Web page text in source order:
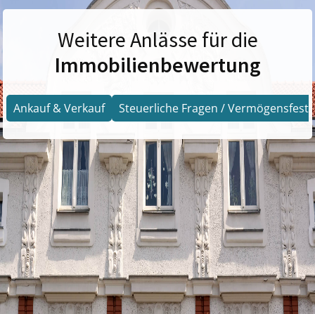
Weitere Anlässe für die
Immobilienbewertung
Ankauf & Verkauf Steuerliche Fragen /